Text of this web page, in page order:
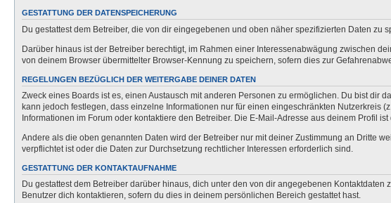
GESTATTUNG DER DATENSPEICHERUNG
Du gestattest dem Betreiber, die von dir eingegebenen und oben näher spezifizierten Daten zu
Darüber hinaus ist der Betreiber berechtigt, im Rahmen einer Interessenabwägung zwischen
von deinem Browser übermittelter Browser-Kennung zu speichern, sofern dies zur
REGELUNGEN BEZÜGLICH DER WEITERGABE DEINER DATEN
Zweck eines Boards ist es, einen Austausch mit anderen Personen zu ermöglichen. Du bist dir
kann jedoch festlegen, dass einzelne Informationen nur für einen eingeschränkten Nutzerkreis
Informationen im Forum oder kontaktiere den Betreiber. Die E-Mail-Adresse aus deinem Profil
Andere als die oben genannten Daten wird der Betreiber nur mit deiner Zustimmung an Dritte
verpflichtet ist oder die Daten zur Durchsetzung rechtlicher Interessen erforderlich sind.
GESTATTUNG DER KONTAKTAUFNAHME
Du gestattest dem Betreiber darüber hinaus, dich unter den von dir angegebenen
Benutzer dich kontaktieren, sofern du dies in deinem persönlichen Bereich gestattet hast.